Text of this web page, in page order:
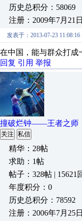
历史总积分：58069
注册：2009年7月21日
发表于：2013-07-23 11:08:16
在中国，能与群众打成
回复 引用 举报
撞破烂钟——王者之师
关注 私信
精华：28帖
求助：1帖
帖子：328帖 | 15621
年度积分：0
历史总积分：78592
注册：2006年7月25日